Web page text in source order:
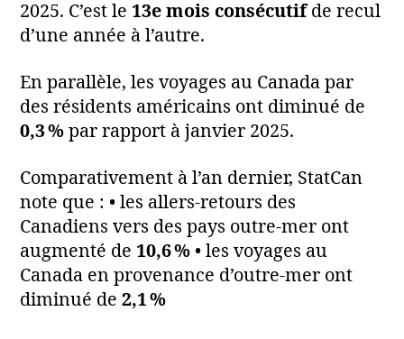
2025. C’est le 13e mois consécutifde recul
d’une année à l’autre.
En parallèle, les voyages au Canada par
des résidents américains ont diminué de
0,3 % par rapport à janvier 2025.
Comparativement à l’an dernier, StatCan
note que : • les allers‑retours des
Canadiens vers des pays outre‑mer ont
augmenté de 10,6 % • les voyages au
Canada en provenance d’outre‑mer ont
diminué de 2,1 %